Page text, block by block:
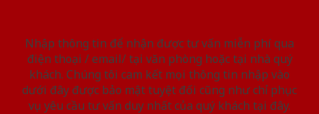
Nhập thông tin để nhận được tư vấn miễn phí qua
điện thoại / email/ tại văn phòng hoặc tại nhà quý
khách. Chúng tôi cam kết mọi thông tin nhập vào
dưới đây được bảo mật tuyệt đối cũng như chỉ phục
vụ yêu cầu tư vấn duy nhất của quý khách tại đây.